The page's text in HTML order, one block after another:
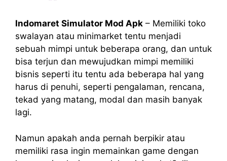
Indomaret Simulator Mod Apk – Memiliki toko
swalayan atau minimarket tentu menjadi
sebuah mimpi untuk beberapa orang, dan untuk
bisa terjun dan mewujudkan mimpi memiliki
bisnis seperti itu tentu ada beberapa hal yang
harus di penuhi, seperti pengalaman, rencana,
tekad yang matang, modal dan masih banyak
lagi.
Namun apakah anda pernah berpikir atau
memiliki rasa ingin memainkan game dengan